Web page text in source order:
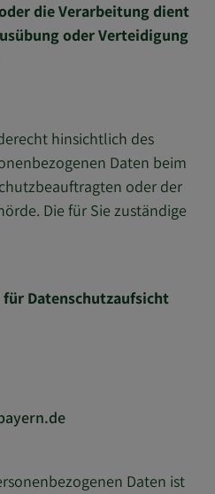
die Verarbeitung dient
oder Verteidigung
hinsichtlich des
Daten beim
oder der
Die für Sie zuständige
für Datenschutzaufsicht
Daten ist